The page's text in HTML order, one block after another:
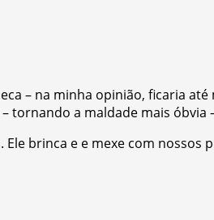
– na minha opinião, ficaria
tornando a maldade mais
brinca e e mexe com